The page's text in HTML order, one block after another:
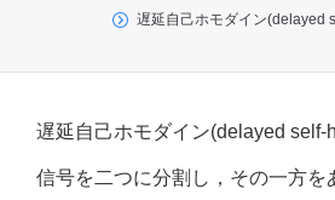
遅延自己ホモダイン(delayed
遅延自己ホモダイン(delayed self-
信号を二つに分割し，その一方を